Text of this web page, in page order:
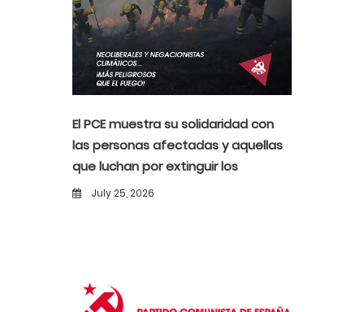
El PCE muestra su solidaridad con
las personas afectadas y aquellas
que luchan por extinguir los
incendios
July 25, 2026